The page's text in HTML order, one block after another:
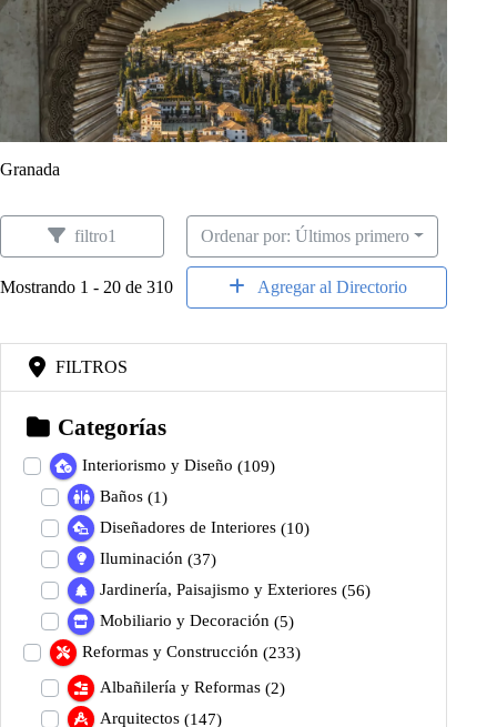
Granada
filtro1
Mostrando 1 - 20 de 310
Ordenar por: Últimos primero
Agregar al Directorio
FILTROS
Categorías
Interiorismo y Diseño (109)
Baños (1)
Diseñadores de Interiores (10)
Iluminación (37)
Jardinería, Paisajismo y Exteriores (56)
Mobiliario y Decoración (5)
Reformas y Construcción (233)
Albañilería y Reformas (2)
Arquitectos (147)